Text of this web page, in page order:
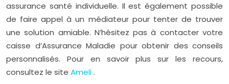
assurance santé individuelle. Il est également possible
de faire appel à un médiateur pour tenter de trouver
une solution amiable. N’hésitez pas à contacter votre
caisse d’Assurance Maladie pour obtenir des conseils
personnalisés. Pour en savoir plus sur les recours,
consultez le site Ameli.